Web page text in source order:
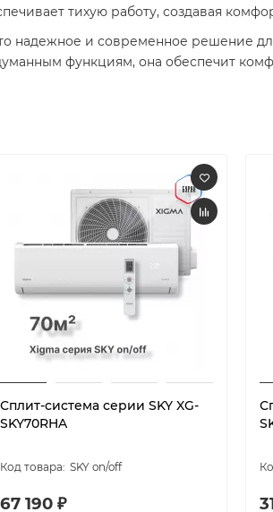
тихую работу, создавая
надежное и современное решение
функциям, она обеспечит
Сплит-система серии SKY XG-
SKY70RHA
SKY on/off
67 190 ₽